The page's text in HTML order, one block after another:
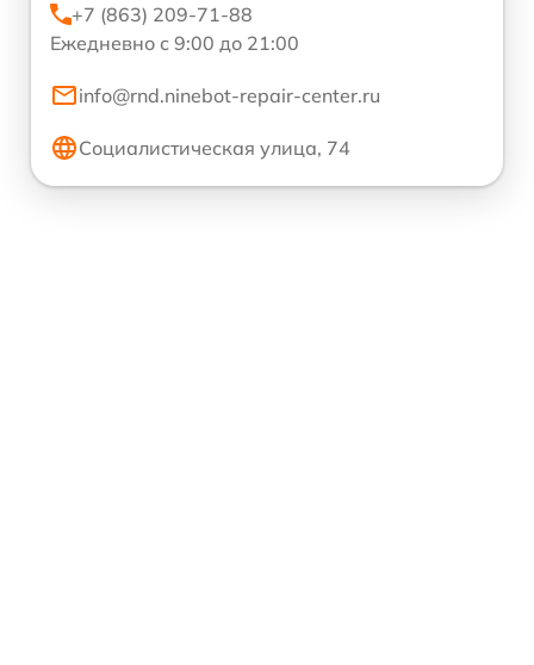
+7 (863) 209-71-88
Ежедневно с 9:00 до 21:00
info@rnd.ninebot-repair-center.ru
Социалистическая улица, 74